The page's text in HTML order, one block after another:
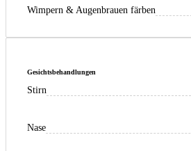
Wimpern & Augenbrauen färben
Gesichtsbehandlungen
Stirn
Nase